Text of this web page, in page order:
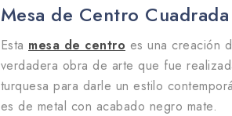
Mesa de Centro
Esta mesa de centro es una creación
verdadera obra de arte que fue
turquesa para darle un estilo
es de metal con acabado negro mate.